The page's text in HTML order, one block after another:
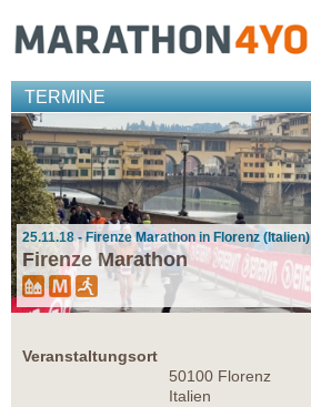
TERMINE
25.11.18 - Firenze Marathon in Florenz (Italien)
Firenze Marathon
Veranstaltungsort
50100 Florenz
Italien